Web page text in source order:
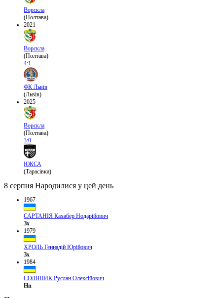
Ворскла
(Полтава)
2021
Ворскла
(Полтава)
4:1
ФК Львів
(Львів)
2025
Ворскла
(Полтава)
3:0
ЮКСА
(Тарасівка)
8 серпня Народилися у цей день
1967
САРТАНІЯ Кахабер Нодарійович
Зх
1979
ХРОЛЬ Геннадій Юрійович
Зх
1984
СОЛЯНИК Руслан Олексійович
Нп